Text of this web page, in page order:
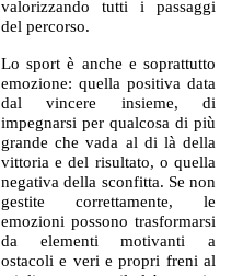
valorizzando tutti i passaggi
del percorso.
Lo sport è anche e soprattutto
emozione: quella positiva data
dal vincere insieme, di
impegnarsi per qualcosa di più
grande che vada al di là della
vittoria e del risultato, o quella
negativa della sconfitta. Se non
gestite correttamente, le
emozioni possono trasformarsi
da elementi motivanti a
ostacoli e veri e propri freni al